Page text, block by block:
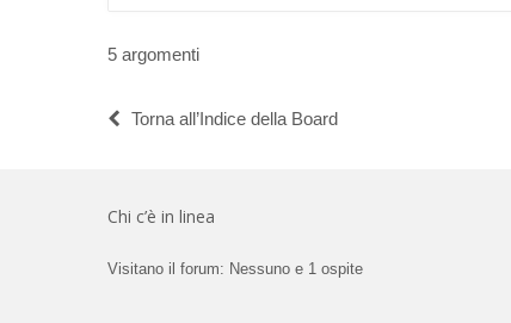
5 argomenti
Torna all’Indice della Board
Chi c’è in linea
Visitano il forum: Nessuno e 1 ospite